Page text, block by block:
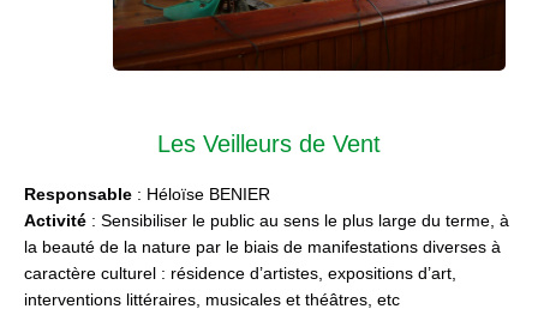
Les Veilleurs de Vent
Responsable : Héloïse BENIER
Activité : Sensibiliser le public au sens le plus large du terme, à
la beauté de la nature par le biais de manifestations diverses à
caractère culturel : résidence d’artistes, expositions d’art,
interventions littéraires, musicales et théâtres, etc